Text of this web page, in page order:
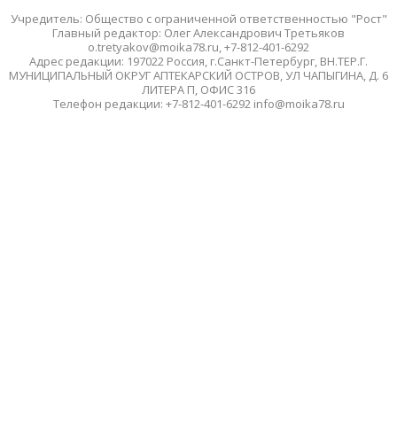
Учредитель: Общество с ограниченной ответственностью "Рост"
Главный редактор: Олег Александрович Третьяков
o.tretyakov@moika78.ru, +7-812-401-6292
Адрес редакции: 197022 Россия, г.Санкт-Петербург, ВН.ТЕР.Г.
МУНИЦИПАЛЬНЫЙ ОКРУГ АПТЕКАРСКИЙ ОСТРОВ, УЛ ЧАПЫГИНА, Д. 6
ЛИТЕРА П, ОФИС 316
Телефон редакции: +7-812-401-6292 info@moika78.ru